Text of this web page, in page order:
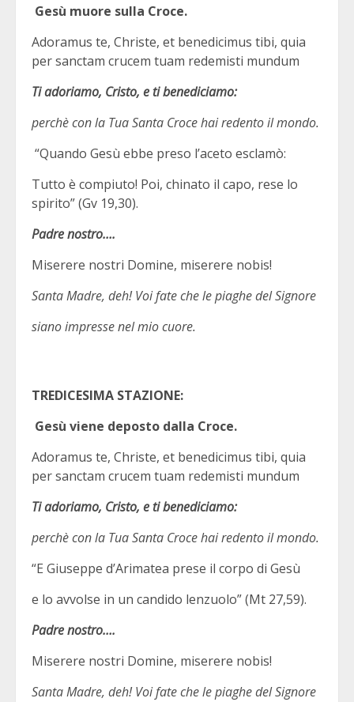
Gesù muore sulla Croce.
Adoramus te, Christe, et benedicimus tibi, quia
per sanctam crucem tuam redemisti mundum
Ti adoriamo, Cristo, e ti benediciamo:
perchè con la Tua Santa Croce hai redento il mondo.
“Quando Gesù ebbe preso l’aceto esclamò:
Tutto è compiuto! Poi, chinato il capo, rese lo
spirito” (Gv 19,30).
Padre nostro….
Miserere nostri Domine, miserere nobis!
Santa Madre, deh! Voi fate che le piaghe del Signore
siano impresse nel mio cuore.
TREDICESIMA STAZIONE:
Gesù viene deposto dalla Croce.
Adoramus te, Christe, et benedicimus tibi, quia
per sanctam crucem tuam redemisti mundum
Ti adoriamo, Cristo, e ti benediciamo:
perchè con la Tua Santa Croce hai redento il mondo.
“E Giuseppe d’Arimatea prese il corpo di Gesù
e lo avvolse in un candido lenzuolo” (Mt 27,59).
Padre nostro….
Miserere nostri Domine, miserere nobis!
Santa Madre, deh! Voi fate che le piaghe del Signore